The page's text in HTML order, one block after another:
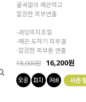
굴곡없이 매끈하고
깔끔한 피부연출
-과잉피지조절
-매끈 도자기 피부결
-깔끔한 피부톤 연출
18,000원 16,200원